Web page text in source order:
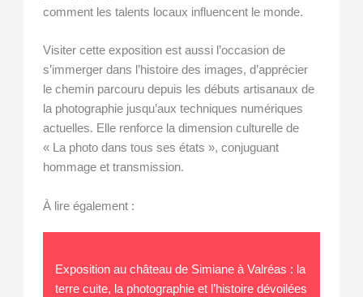
comment les talents locaux influencent le monde.
Visiter cette exposition est aussi l’occasion de
s’immerger dans l’histoire des images, d’apprécier
le chemin parcouru depuis les débuts artisanaux de
la photographie jusqu’aux techniques numériques
actuelles. Elle renforce la dimension culturelle de
« La photo dans tous ses états », conjuguant
hommage et transmission.
À lire également :
Exposition au château de Simiane à Valréas : la
terre cuite, la photographie et l’histoire dévoilées